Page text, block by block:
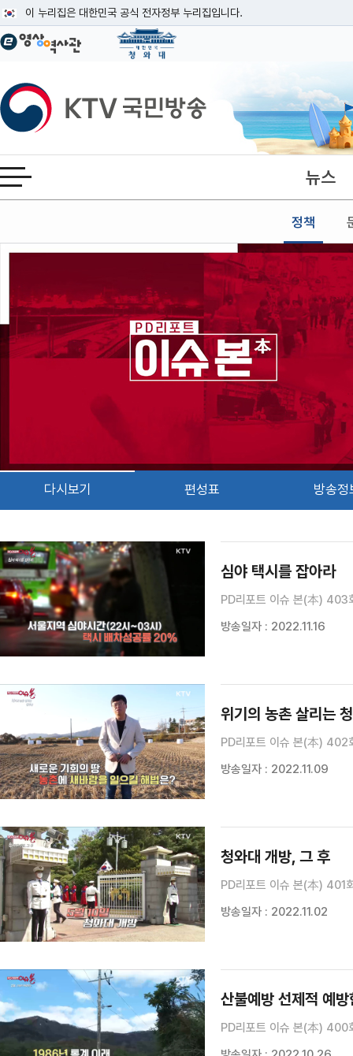
이 누리집은 대한민국 공식 전자정부 누리집입니다.
공식 누리집 주소 확인하기
이밖에 or.kr 또는 .kr등 다른 도메인 주소를 사용하고 있다면 아래 URL에서
운영중인 공식 누리집보기
KTV국민방송
전체메뉴 열기 뉴스
정책
본문
다시보기 편성표 방송정
심야 택시를 잡아라
PD리포트 이슈 본(本) 403
방송일자 : 2022.11.16
위기의 농촌 살리는
PD리포트 이슈 본(本) 402
방송일자 : 2022.11.09
청와대 개방, 그 후
PD리포트 이슈 본(本) 401
방송일자 : 2022.11.02
산불예방 선제적 예방
PD리포트 이슈 본(本) 400
검색 조건
검색어 입력
검색